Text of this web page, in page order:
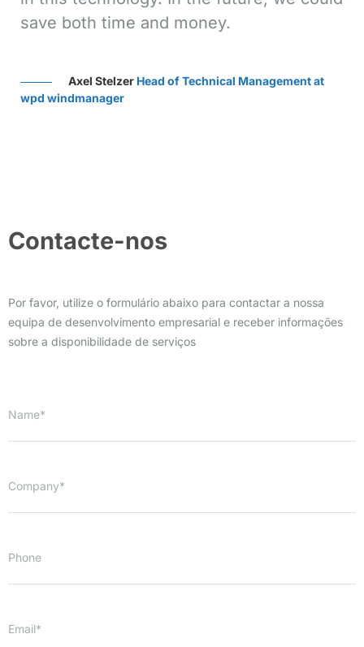
at
tested on 14 units at Red Dirt and
operational and economic
Contacte-nos
Por favor, utilize o formulário abaixo para contactar a nossa
equipa de desenvolvimento empresarial e receber informações
sobre a disponibilidade de serviços
Name*
Company*
Phone
Email*